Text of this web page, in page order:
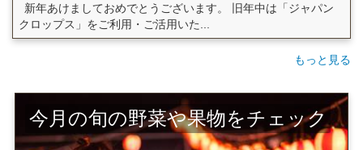
新年あけましておめでとうございます。 旧年中は「ジャパン
クロップス」をご利用・ご活用いた...
もっと見る
今月の旬の野菜や果物をチェック